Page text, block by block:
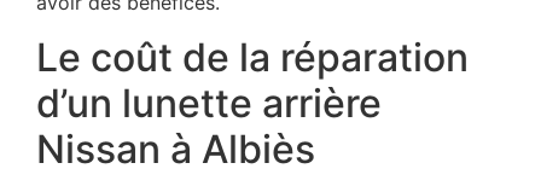
Le coût de la réparation
d’un lunette arrière
Nissan à Albiès